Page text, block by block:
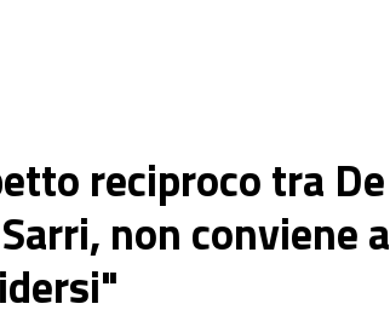
reciproco tra De
non conviene a